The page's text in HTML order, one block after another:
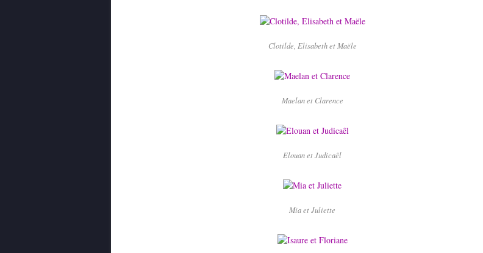
Clotilde, Elisabeth et Maële
Maelan et Clarence
Elouan et Judicaêl
Mia et Juliette